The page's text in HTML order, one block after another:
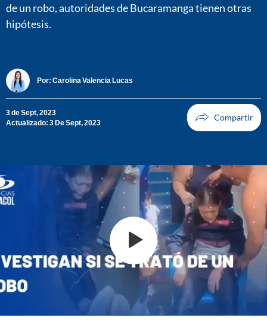
de un robo, autoridades de Bucaramanga tienen otras
hipótesis.
Por: Carolina Valencia Lucas
3 de Sept, 2023
Actualizado: 3 De Sept, 2023